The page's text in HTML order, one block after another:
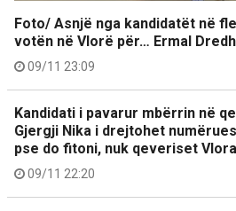
Foto/ Asnjë nga kandidatët në
votën në Vlorë për… Ermal
09/11 23:09
Kandidati i pavarur mbërrin në
Gjergji Nika i drejtohet
pse do fitoni, nuk qeveriset
09/11 22:20